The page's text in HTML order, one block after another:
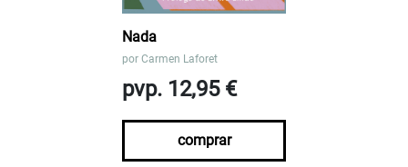
Nada
por Carmen Laforet
pvp. 12,95 €
comprar